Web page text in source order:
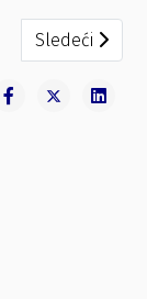
glasačkih
Sledeći
Sledeći